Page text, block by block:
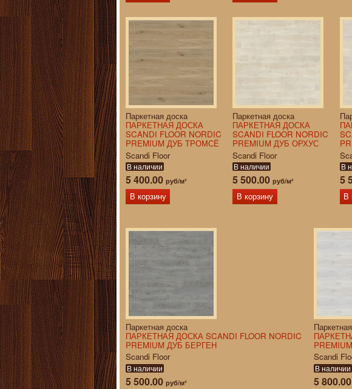
Паркетная доска
ПАРКЕТНАЯ ДОСКА
SCANDI FLOOR NORDIC
PREMIUM ДУБ ТРОМСЁ
Scandi Floor
В наличии
5 400.00 руб/м²
В корзину
Паркетная доска
ПАРКЕТНАЯ ДОСКА
SCANDI FLOOR NORDIC
PREMIUM ДУБ ОРХУС
Scandi Floor
В наличии
5 500.00руб/м²
В корзину
В
5
В
Паркетная доска
ПАРКЕТНАЯ ДОСКА SCANDI FLOOR NORDIC
PREMIUM ДУБ БЕРГЕН
Scandi Floor
В наличии
5 500.00 руб/м²
Scandi
В наличии
5 800.00